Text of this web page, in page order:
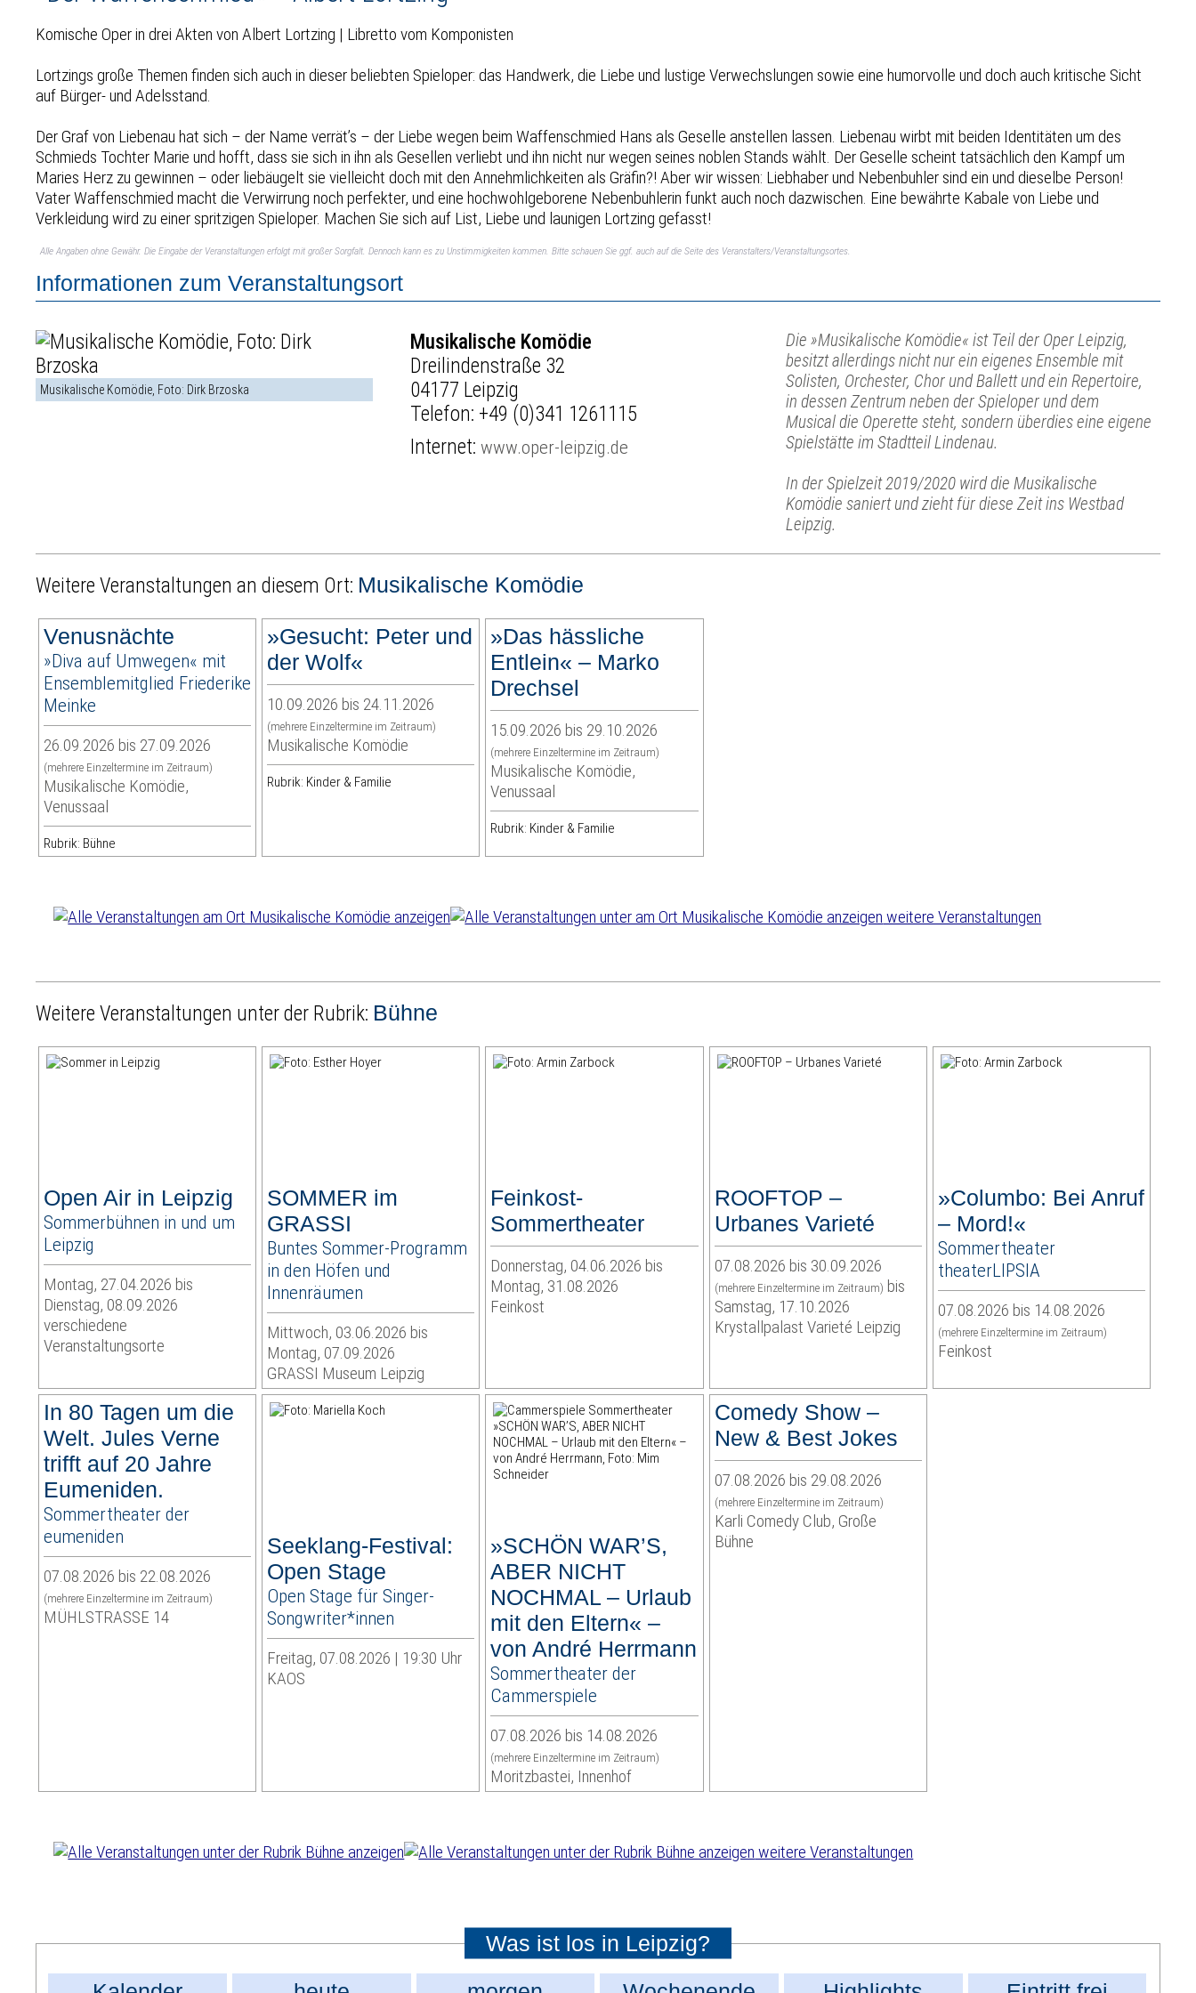
Komische Oper in drei Akten von Albert Lortzing | Libretto vom Komponisten
Lortzings große Themen finden sich auch in dieser beliebten Spieloper: das Handwerk, die Liebe und lustige Verwechslungen sowie eine humorvolle und doch auch kritische Sicht
auf Bürger- und Adelsstand.
Der Graf von Liebenau hat sich – der Name verrät’s – der Liebe wegen beim Waffenschmied Hans als Geselle anstellen lassen. Liebenau wirbt mit beiden Identitäten um des
Schmieds Tochter Marie und hofft, dass sie sich in ihn als Gesellen verliebt und ihn nicht nur wegen seines noblen Stands wählt. Der Geselle scheint tatsächlich den Kampf um
Maries Herz zu gewinnen – oder liebäugelt sie vielleicht doch mit den Annehmlichkeiten als Gräfin?! Aber wir wissen: Liebhaber und Nebenbuhler sind ein und dieselbe Person!
Vater Waffenschmied macht die Verwirrung noch perfekter, und eine hochwohlgeborene Nebenbuhlerin funkt auch noch dazwischen. Eine bewährte Kabale von Liebe und
Verkleidung wird zu einer spritzigen Spieloper. Machen Sie sich auf List, Liebe und launigen Lortzing gefasst!
Alle Angaben ohne Gewähr. Die Eingabe der Veranstaltungen erfolgt mit großer Sorgfalt. Dennoch kann es zu Unstimmigkeiten kommen. Bitte schauen Sie ggf. auch auf die Seite des Veranstalters/Veranstaltungsortes.
Informationen zum Veranstaltungsort
Musikalische Komödie, Foto: Dirk Brzoska
Musikalische Komödie
Dreilindenstraße 32
04177 Leipzig
Telefon: +49 (0)341 1261115
Internet:www.oper-leipzig.de
Die »Musikalische Komödie« ist Teil der Oper Leipzig,
besitzt allerdings nicht nur ein eigenes Ensemble mit
Solisten, Orchester, Chor und Ballett und ein Repertoire,
in dessen Zentrum neben der Spieloper und dem
Musical die Operette steht, sondern überdies eine eigene
Spielstätte im Stadtteil Lindenau.
In der Spielzeit 2019/2020 wird die Musikalische
Komödie saniert und zieht für diese Zeit ins Westbad
Leipzig.
Weitere Veranstaltungen an diesem Ort: Musikalische Komödie
Venusnächte
»Diva auf Umwegen« mit
Ensemblemitglied Friederike
Meinke
26.09.2026 bis 27.09.2026
(mehrere Einzeltermine im Zeitraum)
Musikalische Komödie,
Venussaal
Rubrik: Bühne
»Gesucht: Peter und
der Wolf«
10.09.2026 bis 24.11.2026
(mehrere Einzeltermine im Zeitraum)
Musikalische Komödie
Rubrik: Kinder & Familie
»Das hässliche
Entlein« – Marko
Drechsel
15.09.2026 bis 29.10.2026
(mehrere Einzeltermine im Zeitraum)
Musikalische Komödie,
Venussaal
Rubrik: Kinder & Familie
weitere Veranstaltungen
Weitere Veranstaltungen unter der Rubrik: Bühne
Open Air in Leipzig
Sommerbühnen in und um
Leipzig
Montag, 27.04.2026 bis
Dienstag, 08.09.2026
verschiedene
Veranstaltungsorte
SOMMER im
GRASSI
Buntes Sommer-Programm
in den Höfen und
Innenräumen
Mittwoch, 03.06.2026 bis
Montag, 07.09.2026
GRASSI Museum Leipzig
Feinkost-
Sommertheater
Donnerstag, 04.06.2026 bis
Montag, 31.08.2026
Feinkost
ROOFTOP –
Urbanes Varieté
07.08.2026 bis 30.09.2026
(mehrere Einzeltermine im Zeitraum) bis
Samstag, 17.10.2026
Krystallpalast Varieté Leipzig
»Columbo: Bei Anruf
– Mord!«
Sommertheater
theaterLIPSIA
07.08.2026 bis 14.08.2026
(mehrere Einzeltermine im Zeitraum)
Feinkost
In 80 Tagen um die
Welt. Jules Verne
trifft auf 20 Jahre
Eumeniden.
Sommertheater der
eumeniden
07.08.2026 bis 22.08.2026
(mehrere Einzeltermine im Zeitraum)
MÜHLSTRASSE 14
Seeklang-Festival:
Open Stage
Open Stage für Singer-
Songwriter*innen
Freitag, 07.08.2026 | 19:30 Uhr
KAOS
»SCHÖN WAR’S,
ABER NICHT
NOCHMAL – Urlaub
mit den Eltern« –
von André Herrmann
Sommertheater der
Cammerspiele
07.08.2026 bis 14.08.2026
(mehrere Einzeltermine im Zeitraum)
Moritzbastei, Innenhof
Comedy Show –
New & Best Jokes
07.08.2026 bis 29.08.2026
(mehrere Einzeltermine im Zeitraum)
Karli Comedy Club, Große
Bühne
weitere Veranstaltungen
Was ist los in Leipzig?